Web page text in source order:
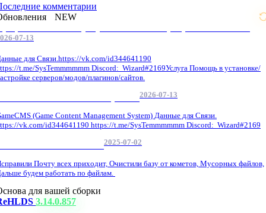
комментарии
NEW
07-13
для Связи.https://vk.com/id344641190
t.me/SysTemmmmmm Discord: Wizard#2169Услуга Помощь в установке/
серверов/модов/плагинов/сайтов.
2026-07-13
(Game Content Management System) Данные для Связи.
vk.com/id344641190 https://t.me/SysTemmmmmm Discord: Wizard#2169
2025-07-02
Почту всех приходит, Очистили базу от кометов, Мусорных файлов,
будем работать по файлам.
для вашей сборки
3.14.0.857